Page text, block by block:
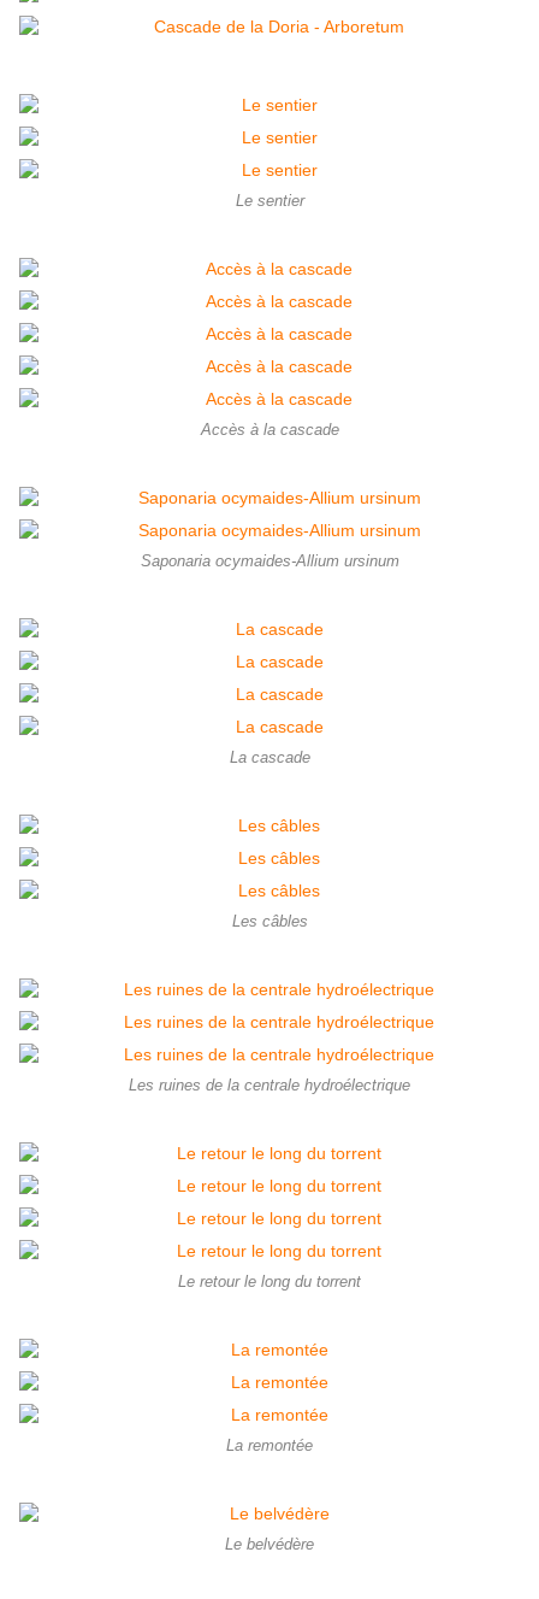
Le sentier
Accès à la cascade
Saponaria ocymaides-Allium ursinum
La cascade
Les câbles
Les ruines de la centrale hydroélectrique
Le retour le long du torrent
La remontée
Le belvédère